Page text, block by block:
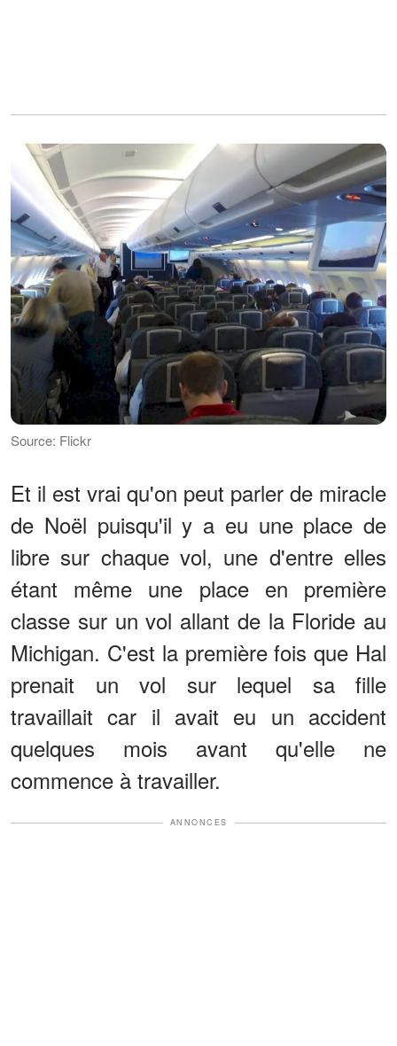
Source: Flickr
Et il est vrai qu'on peut parler de miracle
de Noël puisqu'il y a eu une place de
libre sur chaque vol, une d'entre elles
étant même une place en première
classe sur un vol allant de la Floride au
Michigan. C'est la première fois que Hal
prenait un vol sur lequel sa fille
travaillait car il avait eu un accident
quelques mois avant qu'elle ne
commence à travailler.
ANNONCES